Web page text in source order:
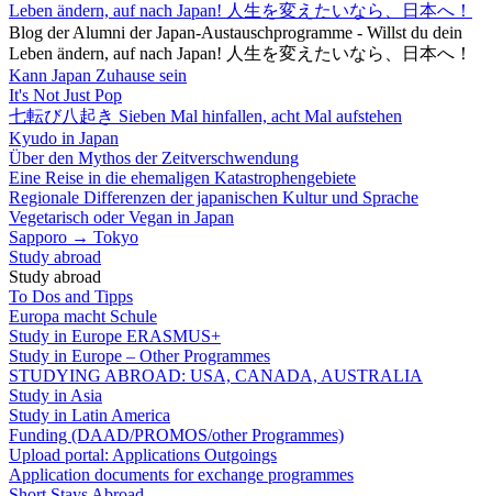
Leben ändern, auf nach Japan! 人生を変えたいなら、日本へ！
Blog der Alumni der Japan-Austauschprogramme - Willst du dein
Leben ändern, auf nach Japan! 人生を変えたいなら、日本へ！
Kann Japan Zuhause sein
It's Not Just Pop
七転び八起き Sieben Mal hinfallen, acht Mal aufstehen
Kyudo in Japan
Über den Mythos der Zeitverschwendung
Eine Reise in die ehemaligen Katastrophengebiete
Regionale Differenzen der japanischen Kultur und Sprache
Vegetarisch oder Vegan in Japan
Sapporo → Tokyo
Study abroad
Study abroad
To Dos and Tipps
Europa macht Schule
Study in Europe ERASMUS+
Study in Europe – Other Programmes
STUDYING ABROAD: USA, CANADA, AUSTRALIA
Study in Asia
Study in Latin America
Funding (DAAD/PROMOS/other Programmes)
Upload portal: Applications Outgoings
Application documents for exchange programmes